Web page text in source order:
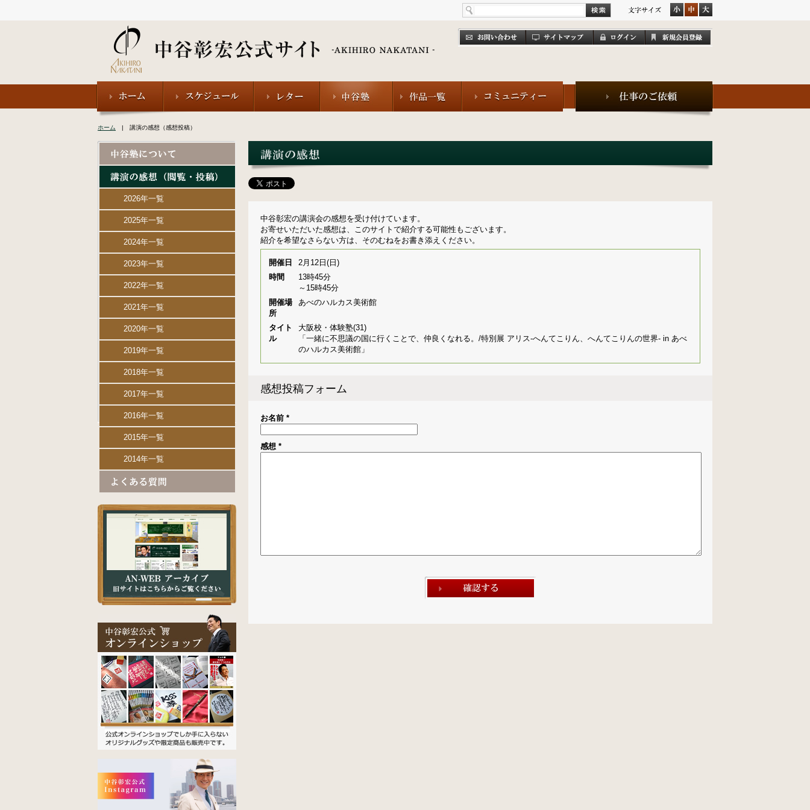
ホーム | 講演の感想（感想投稿）
中谷彰宏の講演会の感想を受け付けています。
お寄せいただいた感想は、このサイトで紹介する可能性もございます。
紹介を希望なさらない方は、そのむねをお書き添えください。
開催日
2月12日(日)
時間
13時45分
～15時45分
開催場
所
あべのハルカス美術館
タイト
ル
大阪校・体験塾(31)
「一緒に不思議の国に行くことで、仲良くなれる。/特別展 アリス-へんてこりん、へんてこりんの世界- in あべ
のハルカス美術館」
感想投稿フォーム
お名前 *
感想 *
2026年一覧
2025年一覧
2024年一覧
2023年一覧
2022年一覧
2021年一覧
2020年一覧
2019年一覧
2018年一覧
2017年一覧
2016年一覧
2015年一覧
2014年一覧